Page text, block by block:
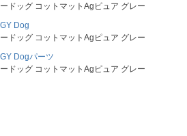
ドッグ コットマットAgピュア グレー
Dog
ドッグ コットマットAgピュア グレー
Dogパーツ
ドッグ コットマットAgピュア グレー